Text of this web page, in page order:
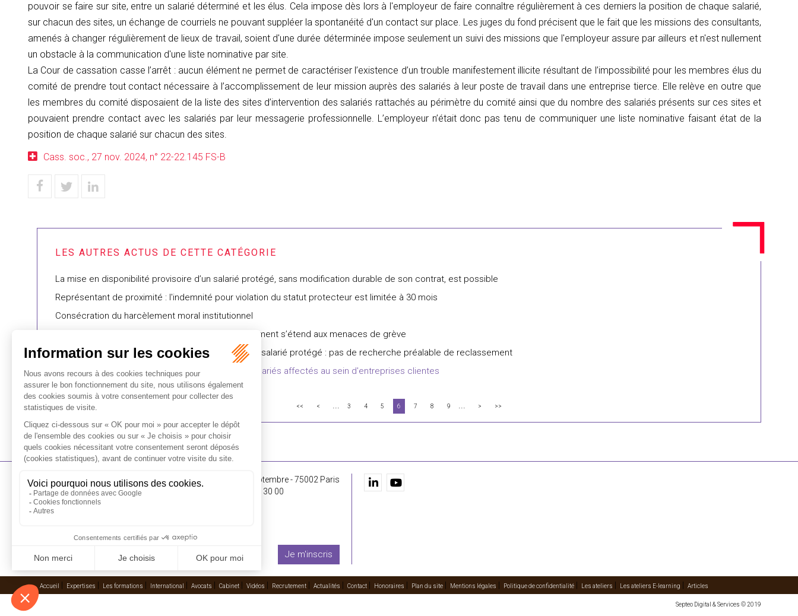
pouvoir se faire sur site, entre un salarié déterminé et les élus. Cela impose dès lors à l'employeur de faire connaître régulièrement à ces derniers la position de chaque salarié,
sur chacun des sites, un échange de courriels ne pouvant suppléer la spontanéité d'un contact sur place. Les juges du fond précisent que le fait que les missions des consultants,
amenés à changer régulièrement de lieux de travail, soient d'une durée déterminée impose seulement un suivi des missions que l'employeur assure par ailleurs et n'est nullement
un obstacle à la communication d'une liste nominative par site.
La Cour de cassation casse l’arrêt : aucun élément ne permet de caractériser l’existence d’un trouble manifestement illicite résultant de l’impossibilité pour les membres élus du
comité de prendre tout contact nécessaire à l’accomplissement de leur mission auprès des salariés à leur poste de travail dans une entreprise tierce. Elle relève en outre que
les membres du comité disposaient de la liste des sites d’intervention des salariés rattachés au périmètre du comité ainsi que du nombre des salariés présents sur ces sites et
pouvaient prendre contact avec les salariés par leur messagerie professionnelle. L’employeur n’était donc pas tenu de communiquer une liste nominative faisant état de la
position de chaque salarié sur chacun des sites.
Cass. soc., 27 nov. 2024, n° 22-22.145 FS-B
La mise en disponibilité provisoire d’un salarié protégé, sans modification durable de son contrat, est possible
Représentant de proximité : l'indemnité pour violation du statut protecteur est limitée à 30 mois
Consécration du harcèlement moral institutionnel
La protection du salarié gréviste contre le licenciement s’étend aux menaces de grève
Licenciement pour insuffisance professionnelle du salarié protégé : pas de recherche préalable de reclassement
Le CSE ne peut exiger la liste nominative des salariés affectés au sein d'entreprises clientes
<< < ... 3 4 5 6 7 8 9 ... > >>
FLICHY GRANGÉ AVOCATS
16-18 Rue du 4 Septembre - 75002 Paris
Tél : +33 (0)1 56 62 30 00
Contactez-nous
RECEVOIR LA NEWSLETTER
Je m'inscris
Accueil Expertises Les formations International Avocats Cabinet Vidéos Recrutement Actualités Contact Honoraires Plan du site Mentions légales Politique de confidentialité Les ateliers Les ateliers E-learning Articles
Septeo Digital & Services © 2019